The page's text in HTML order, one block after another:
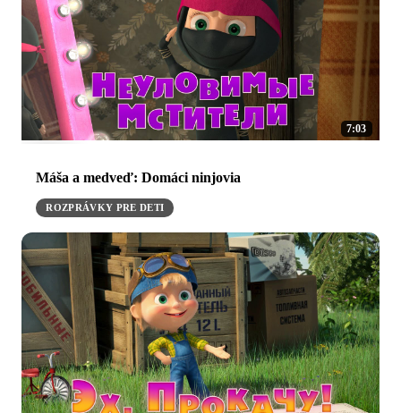
7:03
Máša a medveď: Domáci ninjovia
ROZPRÁVKY PRE DETI